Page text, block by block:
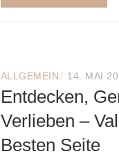
ALLGEMEIN / 14. MAI
Entdecken,
Verlieben –
Besten Seite